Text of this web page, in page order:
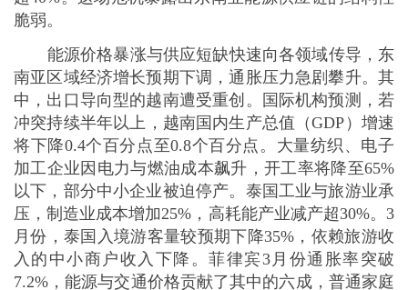
入的中小商户收入下降。菲律宾3月份通胀率突破
7.2%，能源与交通价格贡献了其中的六成，普通家庭
每月能源支出增加超3000比索，约占家庭总收入的
15%，民众消费能力被显著压缩。
作为全球粮食主产区之一，东南亚地区农业生产
也受到影响。东南亚地区的化肥生产高度依赖中东油
气，冲突爆发后尿素等化肥价格一周内上涨30%至
40%，泰国、越南等国农民种植成本大幅上升，水
稻、橡胶等作物种植面积缩减，区域性粮食安全风险
凸显。能源危机还冲击区域金融市场，3月以来泰国
证券交易所综合股价指数、菲律宾综指均下跌超
3.8%，印尼雅加达综指能源与运输板块暴跌，外资持
续流出。亚洲开发银行报告指出，中东地缘冲突将导
致东南亚国家经济增长预期平均下调0.3个百分点；